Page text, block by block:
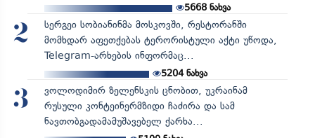
5668 ნახვა
2
სერგეი სობიანინმა მოსკოვში, რესტორანში
მომხდარ აფეთქებას ტერორისტული აქტი უწოდა,
Telegram-არხების ინფორმაც...
5204ნახვა
3
ვოლოდიმირ ზელენსკის ცნობით, უკრაინამ
რუსული კონტეინერმზიდი ჩაძირა და სამ
ნავთობგადამამუშავებელ ქარხა...